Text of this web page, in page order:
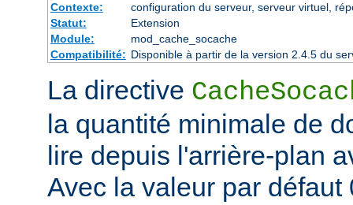
Contexte:
configuration du serveur, serveur virtuel,
Statut:
Extension
Module:
mod_cache_socache
Compatibilité: Disponible à partir de la version 2.4.5 du
La directive
la quantité minimale de
lire depuis l'arrière-plan
Avec la valeur par